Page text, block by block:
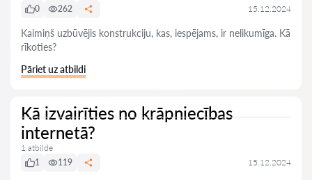
0
262 15.12.2024
Kaimiņš uzbūvējis konstrukciju, kas, iespējams, ir nelikumīga. Kā
rīkoties?
Pāriet uz atbildi
Kā izvairīties no krāpniecības
internetā?
1 atbilde
1
119 15.12.2024